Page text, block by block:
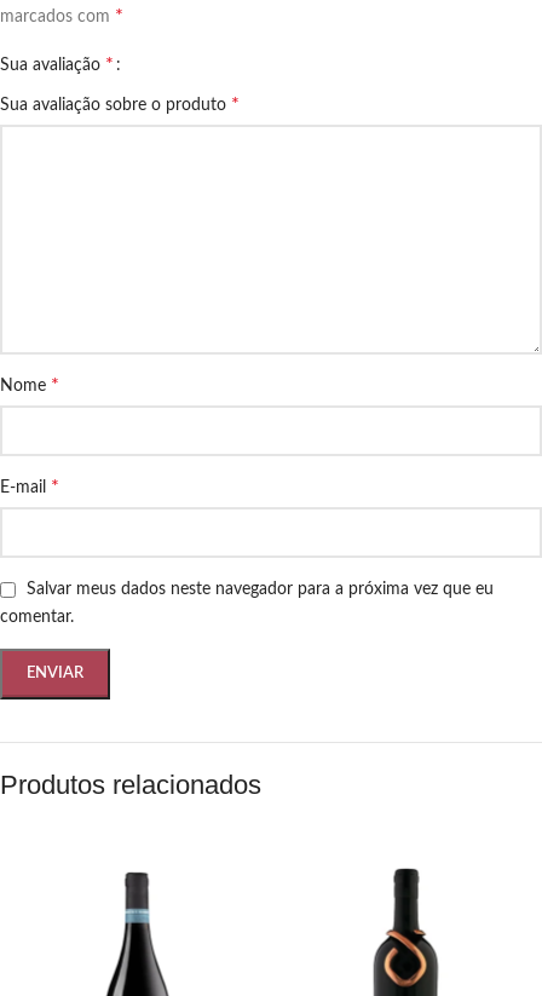
marcados com *
Sua avaliação *
Sua avaliação sobre o produto *
Nome *
E-mail *
Salvar meus dados neste navegador para a próxima vez que eu
comentar.
Produtos relacionados